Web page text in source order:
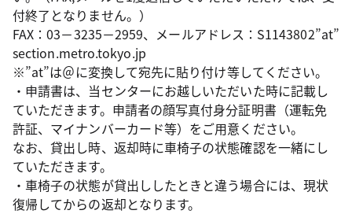
付終了となりません。）
FAX：03－3235－2959、メールアドレス：S1143802”at”
section.metro.tokyo.jp
※”at”は＠に変換して宛先に貼り付け等してください。
・申請書は、当センターにお越しいただいた時に記載し
ていただきます。申請者の顔写真付身分証明書（運転免
許証、マイナンバーカード等）をご用意ください。
なお、貸出し時、返却時に車椅子の状態確認を一緒にし
ていただきます。
・車椅子の状態が貸出ししたときと違う場合には、現状
復帰してからの返却となります。